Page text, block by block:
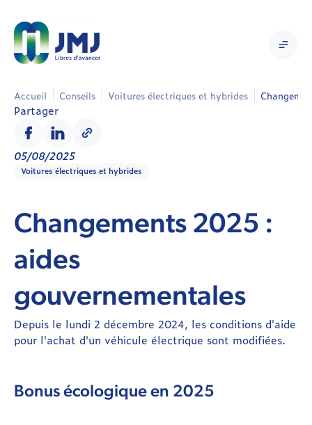
Accueil Conseils Voitures électriques et hybrides
Partager
05/08/2025
Voitures électriques et hybrides
Changements 2025 :
aides
gouvernementales
Depuis le lundi 2 décembre 2024, les conditions d'aide
pour l'achat d'un véhicule électrique sont modifiées.
Bonus écologique en 2025